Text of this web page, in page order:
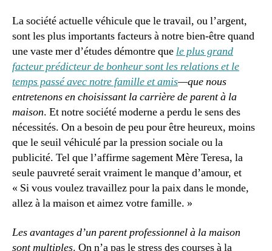
La société actuelle véhicule que le travail, ou l’argent,
sont les plus importants facteurs à notre bien-être quand
une vaste mer d’études démontre que le plus grand
facteur prédicteur de bonheur sont les relations et le
temps passé avec notre famille et amis—que nous
entretenons en choisissant la carrière de parent à la
maison. Et notre société moderne a perdu le sens des
nécessités. On a besoin de peu pour être heureux, moins
que le seuil véhiculé par la pression sociale ou la
publicité. Tel que l’affirme sagement Mère Teresa, la
seule pauvreté serait vraiment le manque d’amour, et
« Si vous voulez travaillez pour la paix dans le monde,
allez à la maison et aimez votre famille. »
Les avantages d’un parent professionnel à la maison
sont multiples. On n’a pas le stress des courses à la